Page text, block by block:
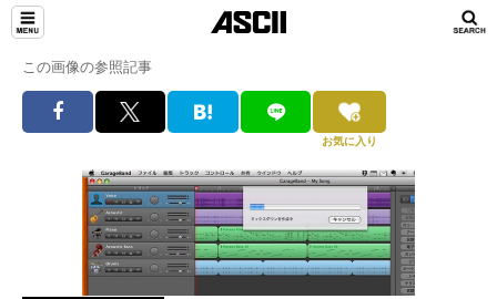
この画像の参照記事
お気に入り